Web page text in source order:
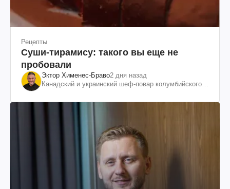
Рецепты
Суши-тирамису: такого вы еще не
пробовали
Эктор Хименес-Браво2 дня назад
Канадский и украинский шеф-повар колумбийского